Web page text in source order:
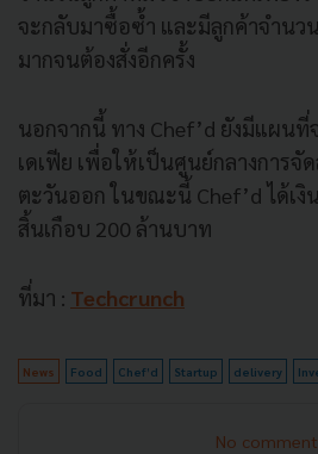
จะกลับมาซื้อซ้ำ และมีลูกค้าจำนว
มากจนต้องสั่งอีกครั้ง
นอกจากนี้ ทาง Chef’d ยังมีแผนที่
เดเฟีย เพื่อให้เป็นศูนย์กลางการจั
ตะวันออก ในขณะนี้ Chef’d ได้เ
สิ้นเกือบ 200 ล้านบาท
ที่มา : Techcrunch
News Food Chef’d Startup delivery
No comment